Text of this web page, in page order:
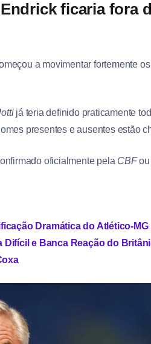
ficaria fora
a movimentar fortemente
já teria definido praticamente
presentes e ausentes estão
oficialmente pela CBFou
Dramática do Atlético-
Difícil e Banca Reação do